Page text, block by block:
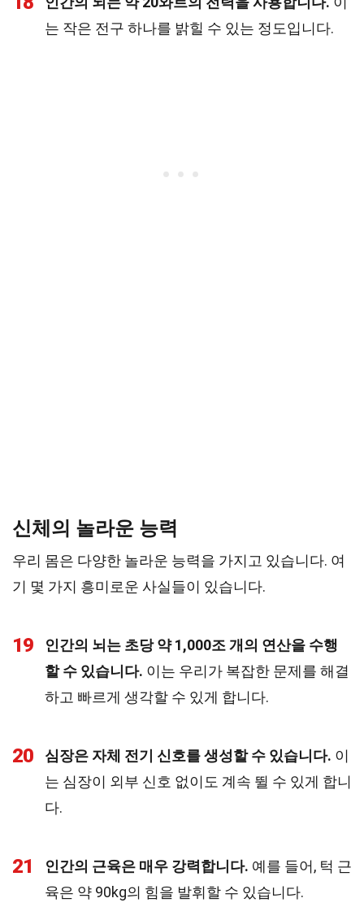
는 작은 전구 하나를 밝힐 수 있는 정도입니다.
신체의 놀라운 능력
우리 몸은 다양한 놀라운 능력을 가지고 있습니다. 여
기 몇 가지 흥미로운 사실들이 있습니다.
19
인간의 뇌는 초당 약 1,000조 개의 연산을 수행
할 수 있습니다. 이는 우리가 복잡한 문제를 해결
하고 빠르게 생각할 수 있게 합니다.
20 심장은 자체 전기 신호를 생성할 수 있습니다. 이
는 심장이 외부 신호 없이도 계속 뛸 수 있게 합니
다.
21 인간의 근육은 매우 강력합니다. 예를 들어, 턱 근
육은 약 90kg의 힘을 발휘할 수 있습니다.